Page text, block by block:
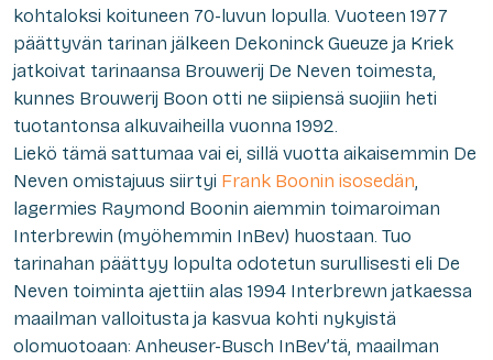
kohtaloksi koituneen 70-luvun lopulla. Vuoteen 1977
päättyvän tarinan jälkeen Dekoninck Gueuze ja Kriek
jatkoivat tarinaansa Brouwerij De Neven toimesta,
kunnes Brouwerij Boon otti ne siipiensä suojiin heti
tuotantonsa alkuvaiheilla vuonna 1992.
Liekö tämä sattumaa vai ei, sillä vuotta aikaisemmin De
Neven omistajuus siirtyi Frank Boonin isosedän,
lagermies Raymond Boonin aiemmin toimaroiman
Interbrewin (myöhemmin InBev) huostaan. Tuo
tarinahan päättyy lopulta odotetun surullisesti eli De
Neven toiminta ajettiin alas 1994 Interbrewn jatkaessa
maailman valloitusta ja kasvua kohti nykyistä
olomuotoaan: Anheuser-Busch InBev’tä, maailman